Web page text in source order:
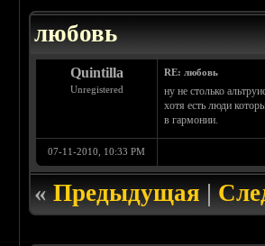
любовь
Quintilla
Unregistered
RE: любовь
ну не столько
хотя есть люди
в гармонии.
07-11-2010, 10:33 PM
«Предыдущая|